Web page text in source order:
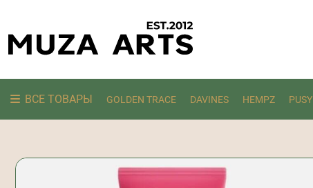
ВСЕ ТОВАРЫ GOLDEN TRACE DAVINES HEMPZ PUSY